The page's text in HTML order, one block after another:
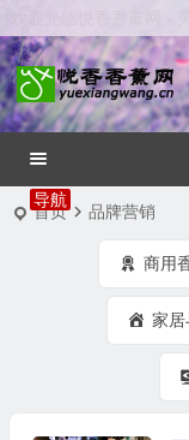
首页 品牌营销
商用
家居